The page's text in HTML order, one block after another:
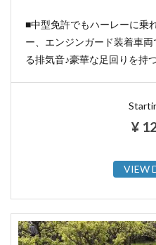
■中型免許でもハーレーに乗
ー、エンジンガード装着車
る排気音♪豪華な足回りを持
¥
VIEW